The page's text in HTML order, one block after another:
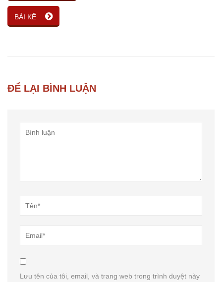
BÀI KẾ
ĐỂ LẠI BÌNH LUẬN
Lưu tên của tôi, email, và trang web trong trình duyệt này